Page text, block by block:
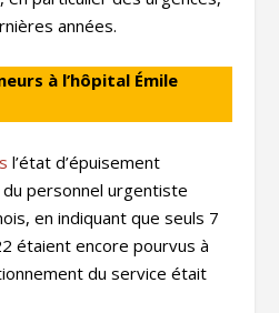
années.
à l’hôpital Émile
l’état d’épuisement
personnel urgentiste
en indiquant que seuls 7
étaient encore pourvus à
du service était